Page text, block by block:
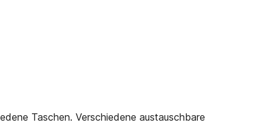
Taschen. Verschiedene austauschbare